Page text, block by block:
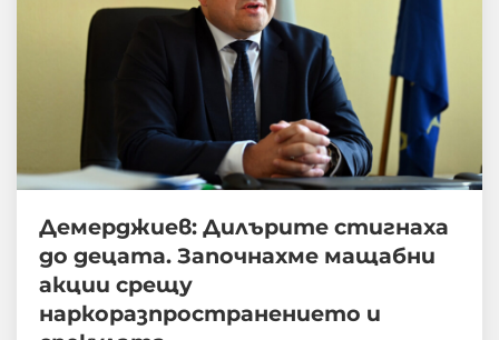
Демерджиев: Дилърите стигнаха
до децата. Започнахме мащабни
акции срещу
наркоразпространението и